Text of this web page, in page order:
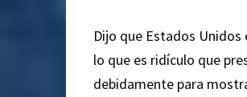
Dijo que Estados
lo que es ridículo que
debidamente para